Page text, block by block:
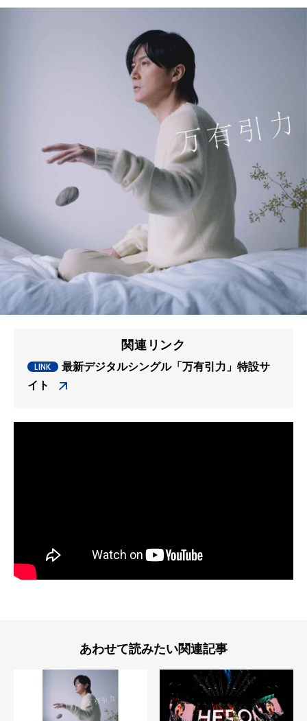
関連リンク
最新デジタルシングル「万有引力」特設サ
イト
あわせて読みたい関連記事